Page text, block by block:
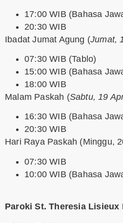
17:00 WIB (Bahasa
20:30 WIB
Ibadat Jumat Agung (Jumat,
07:30 WIB (Tablo)
15:00 WIB (Bahasa
18:00 WIB
Malam Paskah (Sabtu, 19
16:30 WIB (Bahasa
20:30 WIB
Hari Raya Paskah (Minggu,
07:30 WIB
10:00 WIB (Bahasa
Paroki St. Theresia Lisieux